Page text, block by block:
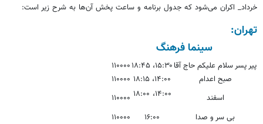
خرداد_ اکران می‌شود که جدول برنامه و ساعت پخش آن‌ها به شرح زیر است:
تهران:
سینما فرهنگ
پیر پسر سلام علیکم حاج آقا ۱۵:۳۰، ۱۸:۴۵
۱۱۰۰۰۰
صبح اعدام
۱۴:۰۰، ۱۸:۱۵
۱۱۰۰۰۰
اسفند
۱۴:۰۰، ۱۸:۰۰
۱۱۰۰۰۰
بی سر و صدا
۱۶:۰۰
۱۱۰۰۰۰